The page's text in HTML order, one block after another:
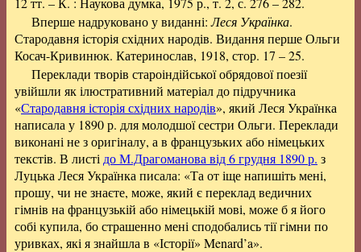
Вперше надруковано у виданні:Леся Українка.
Стародавня історія східних народів. Видання перше Ольги
Косач-Кривинюк. Катеринослав, 1918, стор. 17 – 25.
Переклади творів староіндійської обрядової поезії
увійшли як ілюстративний матеріал до підручника
«Стародавня історія східних народів», який Леся Українка
написала у 1890 р. для молодшої сестри Ольги. Переклади
виконані не з оригіналу, а в французьких або німецьких
текстів. В листі до М.Драгоманова від 6 грудня 1890 р. з
Луцька Леся Українка писала: «Та от іще напишіть мені,
прошу, чи не знаєте, може, який є переклад ведичних
гімнів на французькій або німецькій мові, може б я його
собі купила, бо страшенно мені сподобались тії гімни по
уривках, які я знайшла в «Історії» Menard’a».